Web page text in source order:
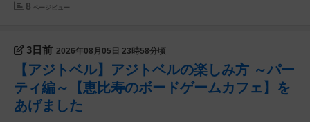
8 ページビュー
3日前 2026年08月05日 23時58分頃
【アジトベル】アジトベルの楽しみ方 ～パー
ティ編～【恵比寿のボードゲームカフェ】を
あげました